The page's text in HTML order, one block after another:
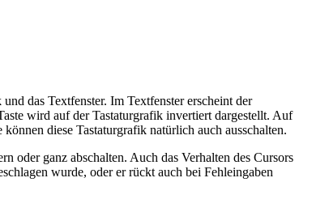
das Textfenster. Im Textfenster erscheint der
wird auf der Tastaturgrafik invertiert dargestellt. Auf
diese Tastaturgrafik natürlich auch ausschalten.
oder ganz abschalten. Auch das Verhalten des Cursors
wurde, oder er rückt auch bei Fehleingaben